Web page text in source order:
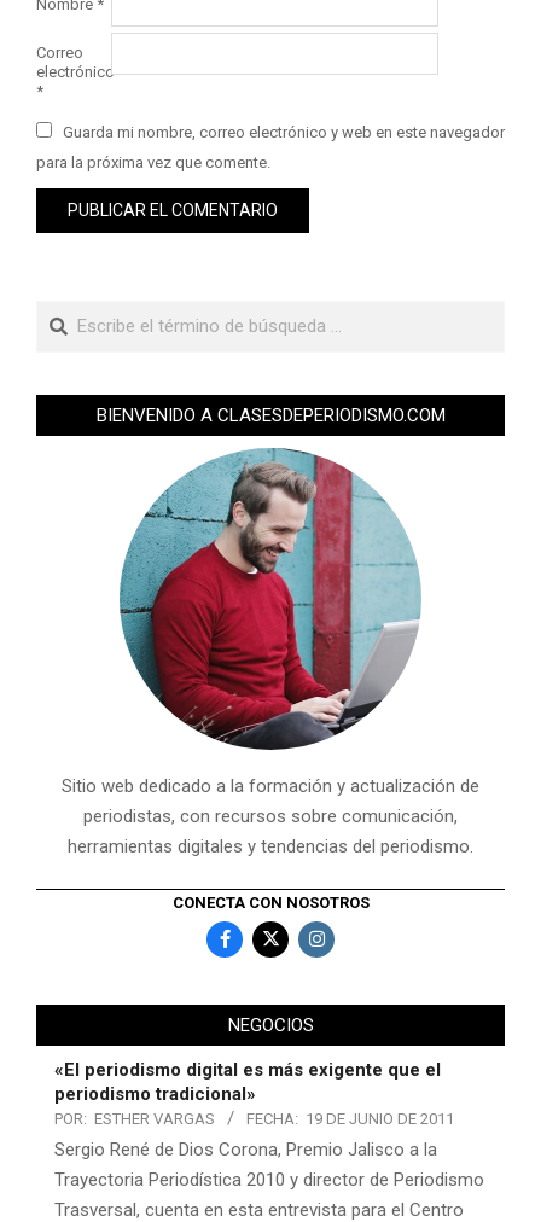
Nombre *
Correo
electrónico
*
Guarda mi nombre, correo electrónico y web en este navegador
para la próxima vez que comente.
BIENVENIDO A CLASESDEPERIODISMO.COM
Sitio web dedicado a la formación y actualización de
periodistas, con recursos sobre comunicación,
herramientas digitales y tendencias del periodismo.
CONECTA CON NOSOTROS
NEGOCIOS
«El periodismo digital es más exigente que el
periodismo tradicional»
POR: ESTHER VARGAS FECHA: 19 DE JUNIO DE 2011
Sergio René de Dios Corona, Premio Jalisco a la
Trayectoria Periodística 2010 y director de Periodismo
Trasversal, cuenta en esta entrevista para el Centro